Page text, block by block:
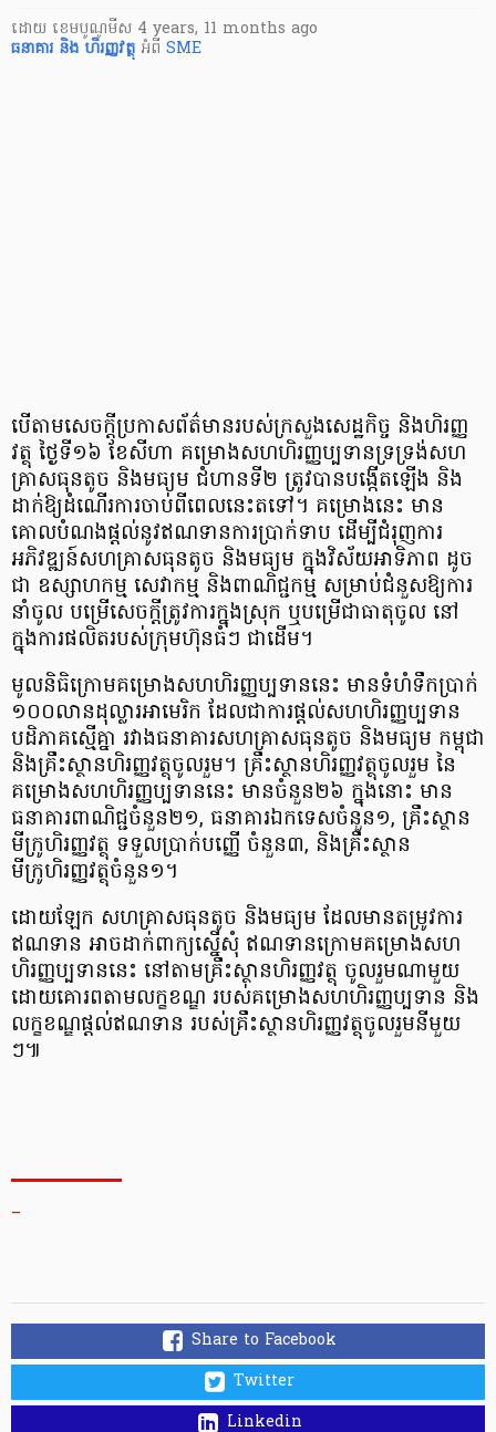
ដោយ ​ ខេមបូណូមីស 4 years, 11 months ago
ធនាគារ និង ហិរញ្ញវត្ថុ អំពី SME
បើ​តាម​សេចក្ដី​ប្រកាស​ព័ត៌មាន​របស់​ក្រសួង​សេដ្ឋកិច្ច និង​ហិរញ្ញ
វត្ថុ ថ្ងៃ​ទី​១៦ ខែសីហា គម្រោង​សហ​ហិរញ្ញប្បទាន​ទ្រទ្រង់​សហ
គ្រាស​ធុន​តូច និង​មធ្យម ជំហាន​ទី​២ ត្រូវ​បាន​បង្កើត​ឡើង និង​
ដាក់​ឱ្យ​ដំណើរការ​ចាប់ពី​ពេល​នេះ​តទៅ​។ គម្រោង​នេះ មាន​
គោលបំណង​ផ្ដល់​នូវ​ឥណទាន​ការ​ប្រាក់​ទាប ដើម្បី​ជំរុញ​ការ​
អភិវឌ្ឍន៍​សហគ្រាស​ធុន​តូច និង​មធ្យម ក្នុង​វិស័យ​អាទិភាព ដូច​
ជា ឧស្សាហកម្ម សេវាកម្ម និង​ពាណិជ្ជកម្ម សម្រាប់​ជំនួស​ឱ្យ​ការ​
នាំ​ចូល បម្រើ​សេចក្ដី​ត្រូវការ​ក្នុងស្រុក ឬ​បម្រើ​ជា​ធាតុ​ចូល នៅ​
ក្នុង​ការ​ផលិត​របស់​ក្រុមហ៊ុន​ធំ​ៗ ជាដើម​។
មូលនិធិ​ក្រោម​គម្រោង​សហ​ហិរញ្ញប្បទាន​នេះ មាន​ទំហំ​ទឹកប្រាក់
១០០​លាន​ដុល្លារ​អា​មេ​រិ​ក ដែល​ជា​ការ​ផ្តល់​សហ​ហិរញ្ញប្បទាន​
បដិភាគ​ស្មើគ្នា រវាង​ធនាគារ​សហគ្រាស​ធុន​តូច និង​មធ្យម កម្ពុជា
និង​គ្រឹះស្ថាន​ហិរញ្ញវត្ថុ​ចូលរួម​។ គ្រឹះស្ថាន​ហិរញ្ញវត្ថុ​ចូលរួម នៃ​
គម្រោង​សហ​ហិរញ្ញប្បទាន​នេះ មាន​ចំនួន​២៦ ក្នុង​នោះ មាន​
ធនាគារពាណិជ្ជ​ចំនួន​២១, ធនាគារ​ឯកទេស​ចំនួន​១, គ្រឹះស្ថាន​
មីក្រូហិរញ្ញវត្ថុ ទទួល​ប្រាក់​បញ្ញើ ចំនួន​៣, និង​គ្រឹះស្ថាន​
មីក្រូហិរញ្ញវត្ថុ​ចំនួន​១​។
ដោយឡែក សហគ្រាស​ធុន​តូច និង​មធ្យម ដែល​មាន​តម្រូវការ​
ឥណទាន អាច​ដាក់​ពាក្យ​ស្នើ​សុំ ឥណទាន​ក្រោម​គម្រោង​សហ​
ហិរញ្ញប្បទាន​នេះ នៅ​តាម​គ្រឹះស្ថាន​ហិរញ្ញវត្ថុ ចូលរួម​ណាមួយ
ដោយ​គោរព​តាម​លក្ខខណ្ឌ របស់​គម្រោង​សហ​ហិរញ្ញប្បទាន និង​
លក្ខខណ្ឌ​ផ្តល់​ឥណទាន របស់​គ្រឹះស្ថាន​ហិរញ្ញវត្ថុ​ចូលរួម​នីមួយ​
ៗ៕
_
Share to Facebook
Twitter
Linkedin